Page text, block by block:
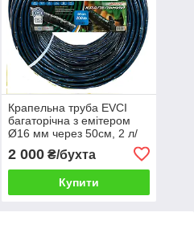
Крапельна труба EVCI
багаторічна з емітером
Ø16 мм через 50см, 2 л/
2 000₴/бухта
Купити